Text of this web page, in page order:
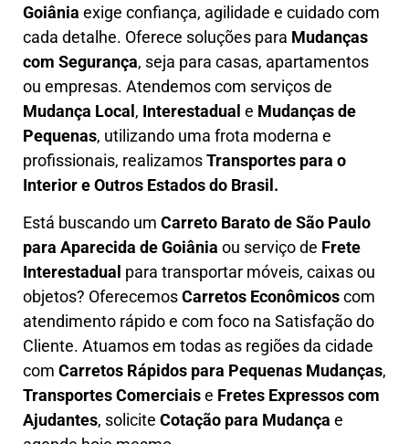
Goiânia exige confiança, agilidade e cuidado com
cada detalhe. Oferece soluções para Mudanças
com Segurança, seja para casas, apartamentos
ou empresas. Atendemos com serviços de
Mudança Local, Interestadual e Mudanças de
Pequenas, utilizando uma frota moderna e
profissionais, realizamosTransportes para o
Interior e Outros Estados do Brasil.
Está buscando um Carreto Baratode São Paulo
para Aparecida de Goiânia ou serviço de Frete
Interestadual para transportar móveis, caixas ou
objetos? OferecemosCarretos Econômicoscom
atendimento rápido e com foco na Satisfação do
Cliente. Atuamos em todas as regiões da cidade
com Carretos Rápidos para Pequenas Mudanças,
TransportesComerciaise Fretes Expressos com
Ajudantes, solicite Cotação para Mudança e